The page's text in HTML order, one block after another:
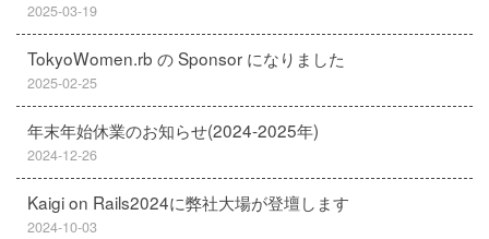
2025-03-19
TokyoWomen.rb の Sponsor になりました
2025-02-25
年末年始休業のお知らせ(2024-2025年)
2024-12-26
Kaigi on Rails2024に弊社大場が登壇します
2024-10-03